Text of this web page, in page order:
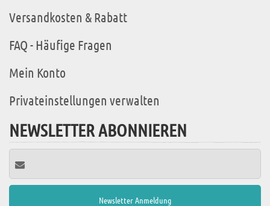
Versandkosten & Rabatt
FAQ - Häufige Fragen
Mein Konto
Privateinstellungen verwalten
NEWSLETTER ABONNIEREN